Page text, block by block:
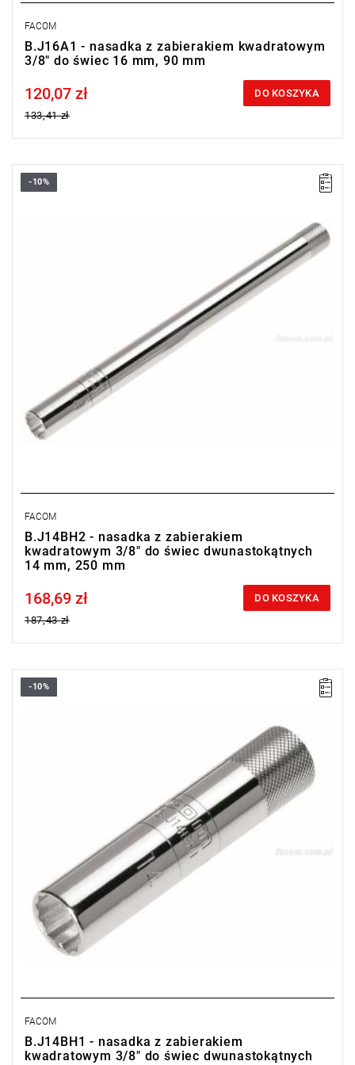
FACOM
B.J16A1 - nasadka z zabierakiem kwadratowym
3/8" do świec 16 mm, 90 mm
Price tax included
120,07 zł
133,41 zł
DO KOSZYKA
D: 14 mm
(Bezpłatna wymiana produktu bez ograniczenia
-10%
FACOM
B.J14BH2 - nasadka z zabierakiem
kwadratowym 3/8" do świec dwunastokątnych
14 mm, 250 mm
Price tax included
168,69 zł
187,43 zł
DO KOSZYKA
D: 14 mm
(Bezpłatna wymiana produktu bez ograniczenia
-10%
FACOM
B.J14BH1 - nasadka z zabierakiem
kwadratowym 3/8" do świec dwunastokątnych